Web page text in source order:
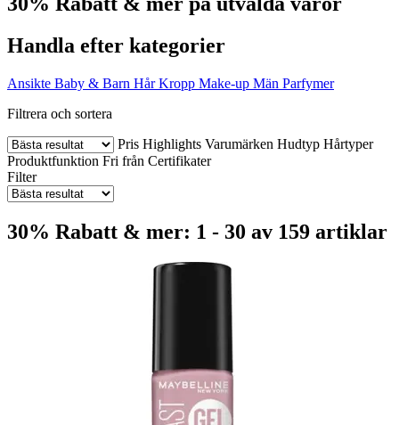
Handla efter kategorier
Ansikte Baby & Barn Hår Kropp Make-up Män Parfymer
Filtrera och sortera
Pris Highlights Varumärken Hudtyp Hårtyper
Produktfunktion Fri från Certifikater
Filter
30% Rabatt & mer: 1 - 30 av 159 artiklar